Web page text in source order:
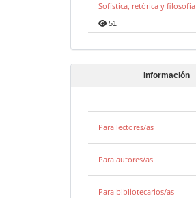
Sofística, retórica y filosofía
51
Información
Para lectores/as
Para autores/as
Para bibliotecarios/as